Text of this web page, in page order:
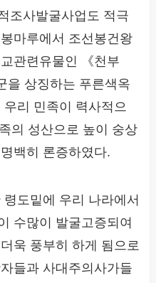
조사발굴사업도 적극
마루에서 조선봉건왕
관련유물인 《천부
을 상징하는 푸른색옥
리 민족이 력사적으
의 성산으로 높이 숭상
백히 론증하였다.
도밑에 우리 나라에서
수많이 발굴고증되여
욱 풍부히 하게 됨으로
들과 사대주의사가들